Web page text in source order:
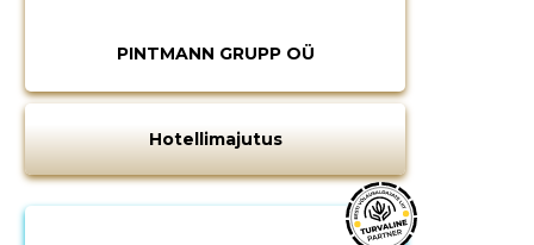
PINTMANN GRUPP OÜ
Hotellimajutus
MUUDA